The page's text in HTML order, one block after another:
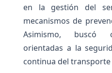
en la gestión del
mecanismos de
Asimismo, buscó
orientadas a la
continua del